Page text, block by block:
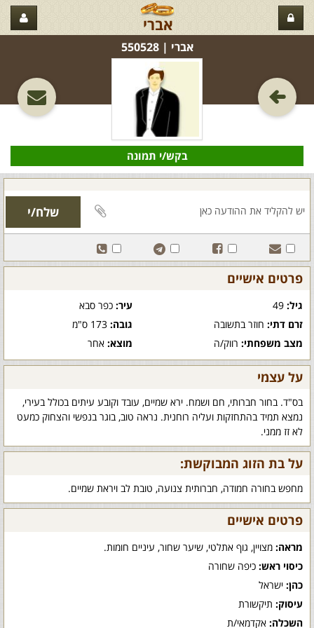
אברי
אברי‏ | 550528
בקש/י תמונה
פרטים אישיים
גיל: עיר:כפר סבא
זרם דתי: חוזר בתשובה גובה:173 ס"מ
מצב משפחתי: רווק/ה מוצא:אחר
על עצמי
בס"ד. בחור חברותי, חם ושמח. ירא שמיים, עובד וקובע עיתים בכולל בעירי,
נמצא תמיד בהתחזקות ועליה רוחנית. נראה טוב, בוגר בנפשי והצחוק כמעט
לא זז ממני.
על בת הזוג המבוקשת:
מחפש בחורה חמודה, חברותית צנועה, טובת לב ויראת שמיים.
פרטים אישיים
מראה: מצויין, גוף אתלטי, שיער שחור, עיניים חומות.
כיסוי ראש: כיפה שחורה
כהן: ישראל
עיסוק: תיקשורת
השכלה: אקדמאי/ת